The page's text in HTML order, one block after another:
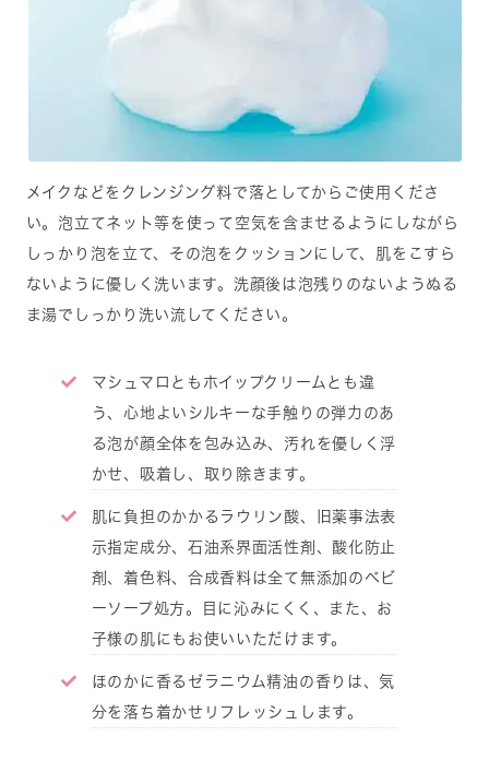
メイクなどをクレンジング料で落としてからご使用くださ
い。泡立てネット等を使って空気を含ませるようにしながら
しっかり泡を立て、その泡をクッションにして、肌をこすら
ないように優しく洗います。洗顔後は泡残りのないようぬる
ま湯でしっかり洗い流してください。
マシュマロともホイップクリームとも違
う、心地よいシルキーな手触りの弾力のあ
る泡が顔全体を包み込み、汚れを優しく浮
かせ、吸着し、取り除きます。
肌に負担のかかるラウリン酸、旧薬事法表
示指定成分、石油系界面活性剤、酸化防止
剤、着色料、合成香料は全て無添加のベビ
ーソープ処方。目に沁みにくく、また、お
子様の肌にもお使いいただけます。
ほのかに香るゼラニウム精油の香りは、気
分を落ち着かせリフレッシュします。